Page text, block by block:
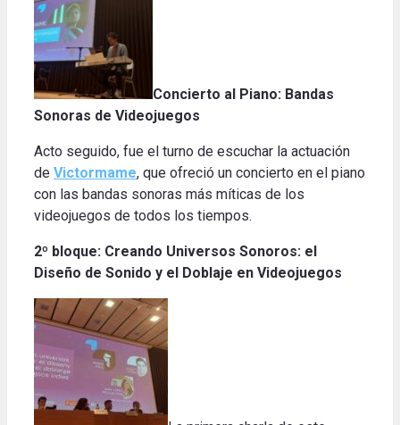
Concierto al Piano: Bandas
Sonoras de Videojuegos
Acto seguido, fue el turno de escuchar la actuación
de Victormame, que ofreció un concierto en el piano
con las bandas sonoras más míticas de los
videojuegos de todos los tiempos.
2º bloque: Creando Universos Sonoros: el
Diseño de Sonido y el Doblaje en Videojuegos